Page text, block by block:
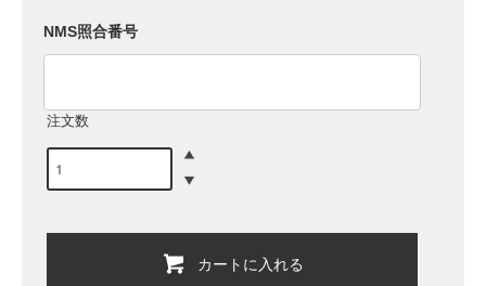
NMS照合番号
注文数
カートに入れる